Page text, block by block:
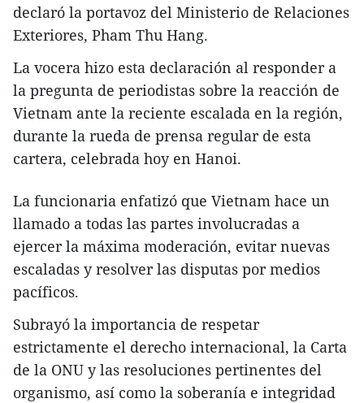
declaró la portavoz del Ministerio de Relaciones
Exteriores, Pham Thu Hang.
La vocera hizo esta declaración al responder a
la pregunta de periodistas sobre la reacción de
Vietnam ante la reciente escalada en la región,
durante la rueda de prensa regular de esta
cartera, celebrada hoy en Hanoi.
La funcionaria enfatizó que Vietnam hace un
llamado a todas las partes involucradas a
ejercer la máxima moderación, evitar nuevas
escaladas y resolver las disputas por medios
pacíficos.
Subrayó la importancia de respetar
estrictamente el derecho internacional, la Carta
de la ONU y las resoluciones pertinentes del
organismo, así como la soberanía e integridad